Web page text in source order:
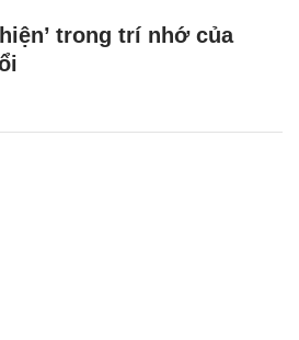
trong trí nhớ của